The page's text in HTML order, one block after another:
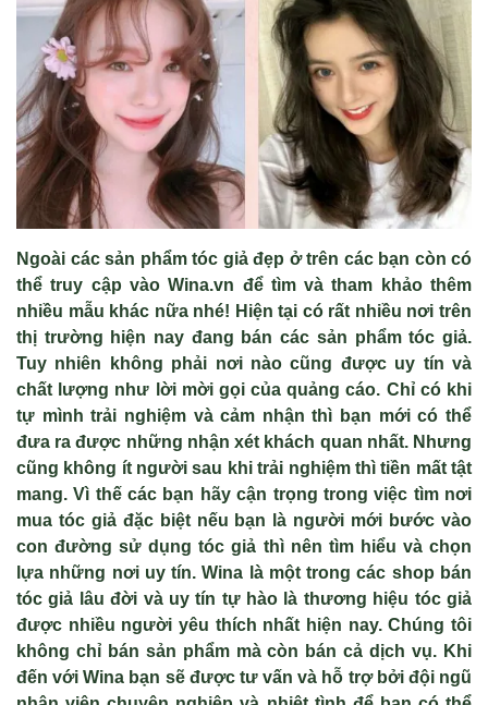
Ngoài các sản phẩm tóc giả đẹp ở trên các bạn còn có
thể truy cập vào Wina.vn để tìm và tham khảo thêm
nhiều mẫu khác nữa nhé! Hiện tại có rất nhiều nơi trên
thị trường hiện nay đang bán các sản phẩm tóc giả.
Tuy nhiên không phải nơi nào cũng được uy tín và
chất lượng như lời mời gọi của quảng cáo. Chỉ có khi
tự mình trải nghiệm và cảm nhận thì bạn mới có thể
đưa ra được những nhận xét khách quan nhất. Nhưng
cũng không ít người sau khi trải nghiệm thì tiền mất tật
mang. Vì thế các bạn hãy cận trọng trong việc tìm nơi
mua tóc giả đặc biệt nếu bạn là người mới bước vào
con đường sử dụng tóc giả thì nên tìm hiểu và chọn
lựa những nơi uy tín. Wina là một trong các shop bán
tóc giả lâu đời và uy tín tự hào là thương hiệu tóc giả
được nhiều người yêu thích nhất hiện nay. Chúng tôi
không chỉ bán sản phẩm mà còn bán cả dịch vụ. Khi
đến với Wina bạn sẽ được tư vấn và hỗ trợ bởi đội ngũ